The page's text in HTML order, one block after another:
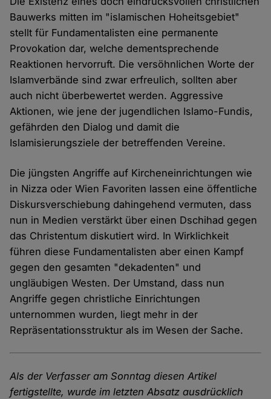
Bauwerks mitten im "islamischen Hoheitsgebiet"
stellt für Fundamentalisten eine permanente
Provokation dar, welche dementsprechende
Reaktionen hervorruft. Die versöhnlichen Worte der
Islamverbände sind zwar erfreulich, sollten aber
auch nicht überbewertet werden. Aggressive
Aktionen, wie jene der jugendlichen Islamo-Fundis,
gefährden den Dialog und damit die
Islamisierungsziele der betreffenden Vereine.
Die jüngsten Angriffe auf Kircheneinrichtungen wie
in Nizza oder Wien Favoriten lassen eine öffentliche
Diskursverschiebung dahingehend vermuten, dass
nun in Medien verstärkt über einen Dschihad gegen
das Christentum diskutiert wird. In Wirklichkeit
führen diese Fundamentalisten aber einen Kampf
gegen den gesamten "dekadenten" und
ungläubigen Westen. Der Umstand, dass nun
Angriffe gegen christliche Einrichtungen
unternommen wurden, liegt mehr in der
Repräsentationsstruktur als im Wesen der Sache.
Als der Verfasser am Sonntag diesen Artikel
fertigstellte, wurde im letzten Absatz ausdrücklich